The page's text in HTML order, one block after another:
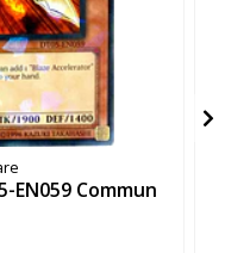
EN059 Commun